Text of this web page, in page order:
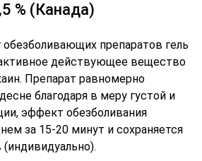
% (Канада)
препаратов гель
действующее вещество
Препарат равномерно
благодаря в меру густой и
эффект обезболивания
за 15-20 минут и сохраняется
(индивидуально).